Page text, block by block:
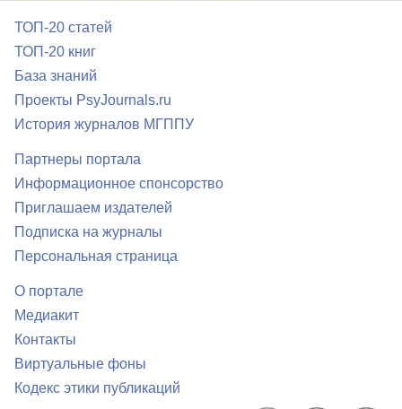
ТОП-20 статей
ТОП-20 книг
База знаний
Проекты PsyJournals.ru
История журналов МГППУ
Партнеры портала
Информационное спонсорство
Приглашаем издателей
Подписка на журналы
Персональная страница
О портале
Медиакит
Контакты
Виртуальные фоны
Кодекс этики публикаций